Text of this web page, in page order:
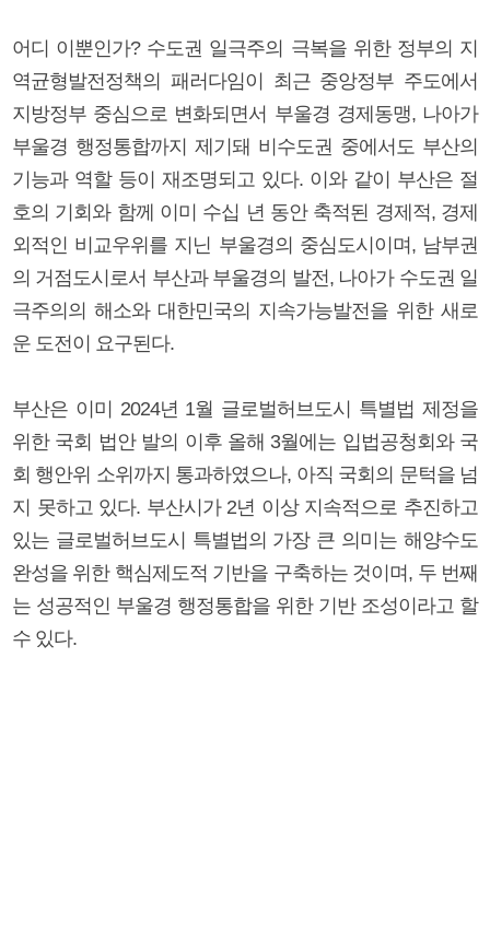
어디 이뿐인가? 수도권 일극주의 극복을 위한 정부의 지
역균형발전정책의 패러다임이 최근 중앙정부 주도에서
지방정부 중심으로 변화되면서 부울경 경제동맹, 나아가
부울경 행정통합까지 제기돼 비수도권 중에서도 부산의
기능과 역할 등이 재조명되고 있다. 이와 같이 부산은 절
호의 기회와 함께 이미 수십 년 동안 축적된 경제적, 경제
외적인 비교우위를 지닌 부울경의 중심도시이며, 남부권
의 거점도시로서 부산과 부울경의 발전, 나아가 수도권 일
극주의의 해소와 대한민국의 지속가능발전을 위한 새로
운 도전이 요구된다.
부산은 이미 2024년 1월 글로벌허브도시 특별법 제정을
위한 국회 법안 발의 이후 올해 3월에는 입법공청회와 국
회 행안위 소위까지 통과하였으나, 아직 국회의 문턱을 넘
지 못하고 있다. 부산시가 2년 이상 지속적으로 추진하고
있는 글로벌허브도시 특별법의 가장 큰 의미는 해양수도
완성을 위한 핵심제도적 기반을 구축하는 것이며, 두 번째
는 성공적인 부울경 행정통합을 위한 기반 조성이라고 할
수 있다.